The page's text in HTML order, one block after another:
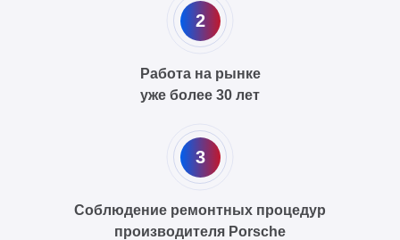
2
Работа на рынке
уже более 30 лет
3
Соблюдение ремонтных процедур
производителя Porsche